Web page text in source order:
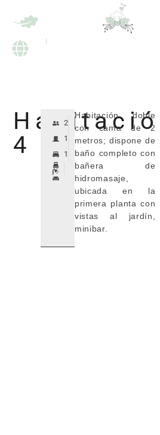
4
2
1
1
Habitación doble
con cama de 2
metros; dispone de
baño completo con
bañera de
hidromasaje,
ubicada en la
primera planta con
vistas al jardín,
minibar.